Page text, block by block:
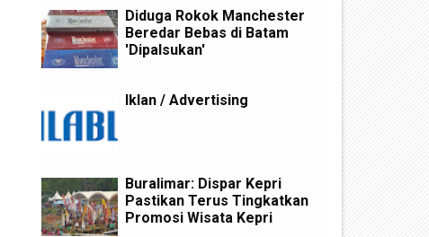
Diduga Rokok Manchester
Beredar Bebas di Batam
'Dipalsukan'
Iklan / Advertising
Buralimar: Dispar Kepri
Pastikan Terus Tingkatkan
Promosi Wisata Kepri